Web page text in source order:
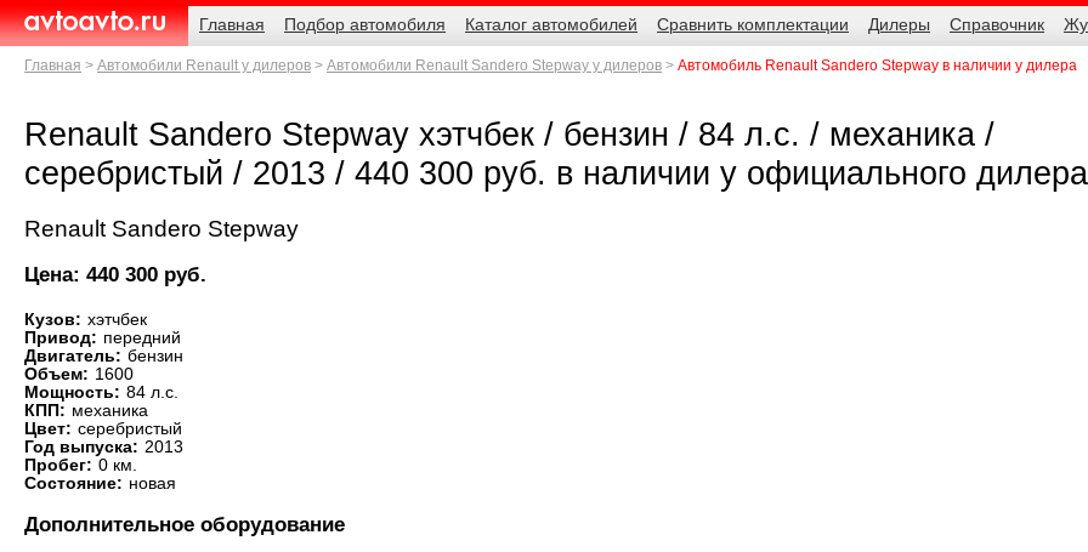
AvtoAvto.ru
Навигация
Главная
Подбор автомобиля Каталог автомобилей Сравнить комплектации Дилеры Справочник
Родительские
страницы
Главная Автомобили Renault у дилеров Автомобили Renault Sandero Stepway у дилеров Автомобиль Renault Sandero Stepway в наличии у дилера
Renault Sandero Stepway хэтчбек / бензин / 84 л.с. / механика /
серебристый / 2013 / 440 300 руб. в наличии у официального дилера
Renault Sandero Stepway
Цена: 440 300 руб.
Кузов: хэтчбек
Привод: передний
Двигатель: бензин
Объем: 1600
Мощность: 84 л.с.
КПП: механика
Цвет: серебристый
Год выпуска: 2013
Пробег: 0 км.
Состояние: новая
Дополнительное оборудование